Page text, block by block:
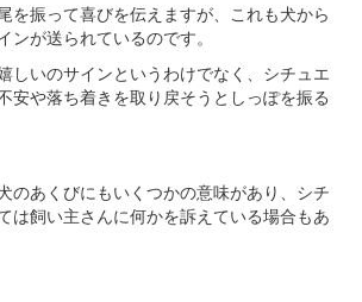
を振って喜びを伝えますが、これも犬から
ンが送られているのです。
しいのサインというわけでなく、シチュエ
安や落ち着きを取り戻そうとしっぽを振る
のあくびにもいくつかの意味があり、シチ
は飼い主さんに何かを訴えている場合もあ